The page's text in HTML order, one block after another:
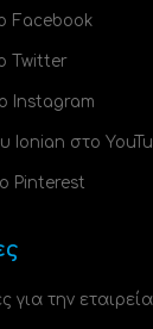
Facebook
Twitter
Instagram
Ionian στο
Pinterest
για την εταιρεία